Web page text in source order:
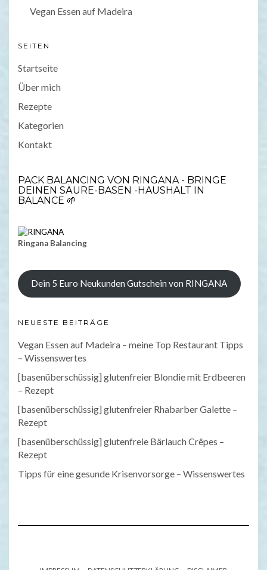
Vegan Essen auf Madeira
SEITEN
Startseite
Über mich
Rezepte
Kategorien
Kontakt
PACK BALANCING VON RINGANA - BRINGE
DEINEN SÄURE-BASEN -HAUSHALT IN
BALANCE 🌱
Ringana Balancing
Dein 5 Euro Neukunden Gutschein von RINGANA
NEUESTE BEITRÄGE
Vegan Essen auf Madeira – meine Top Restaurant Tipps
– Wissenswertes
[basenüberschüssig] glutenfreier Blondie mit Erdbeeren
– Rezept
[basenüberschüssig] glutenfreier Rhabarber Galette –
Rezept
[basenüberschüssig] glutenfreie Bärlauch Crêpes –
Rezept
Tipps für eine gesunde Krisenvorsorge – Wissenswertes